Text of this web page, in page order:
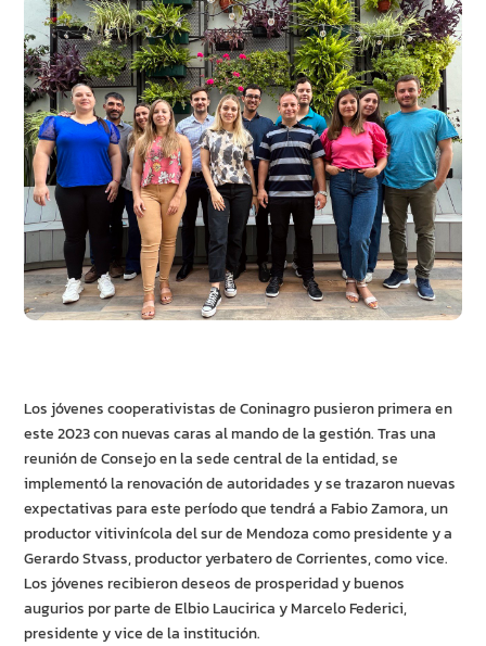
Los jóvenes cooperativistas de Coninagro pusieron primera en
este 2023 con nuevas caras al mando de la gestión. Tras una
reunión de Consejo en la sede central de la entidad, se
implementó la renovación de autoridades y se trazaron nuevas
expectativas para este período que tendrá a Fabio Zamora, un
productor vitivinícola del sur de Mendoza como presidente y a
Gerardo Stvass, productor yerbatero de Corrientes, como vice.
Los jóvenes recibieron deseos de prosperidad y buenos
augurios por parte de Elbio Laucirica y Marcelo Federici,
presidente y vice de la institución.